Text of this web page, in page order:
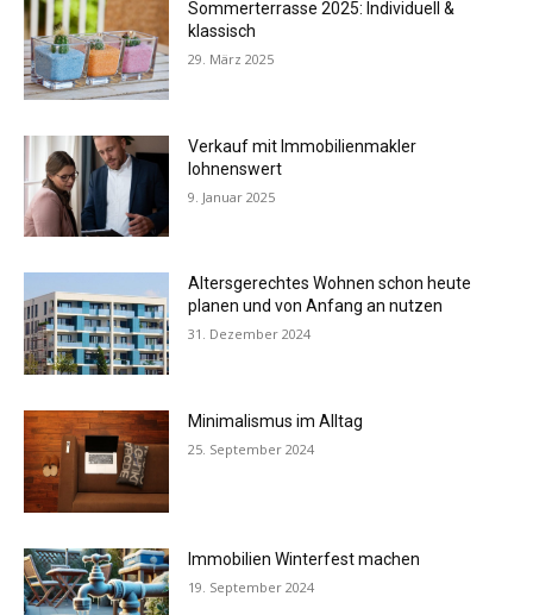
Sommerterrasse 2025: Individuell &
klassisch
29. März 2025
Verkauf mit Immobilienmakler
lohnenswert
9. Januar 2025
Altersgerechtes Wohnen schon heute
planen und von Anfang an nutzen
31. Dezember 2024
Minimalismus im Alltag
25. September 2024
Immobilien Winterfest machen
19. September 2024